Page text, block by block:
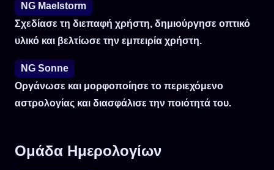
NG Maelstorm
Σχεδίασε τη διεπαφή χρήστη, δημιούργησε οπτικό
υλικό και βελτίωσε την εμπειρία χρήστη.
NG Sonne
Οργάνωσε και μορφοποίησε το περιεχόμενο
αστρολογίας και διασφάλισε την ποιότητά του.
Ομάδα Ημερολογίων